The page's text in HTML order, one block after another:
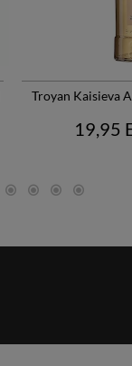
Troyan Kaisieva
19,95